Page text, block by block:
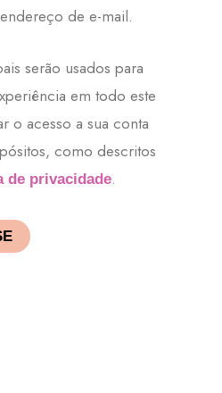
de e-mail.
serão usados para
em todo este
o acesso a sua conta
como descritos
de privacidade.